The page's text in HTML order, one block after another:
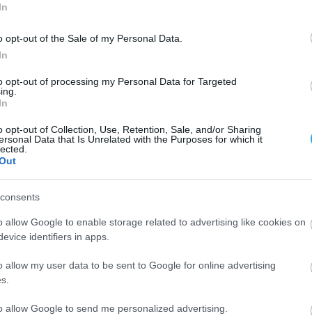
opt-out of the Sale of my Personal Data.
opt-out of processing my Personal Data for Targeted
opt-out of Collection, Use, Retention, Sale, and/or Sharing
Data that Is Unrelated with the Purposes for which it
allow Google to enable storage related to advertising like cookies on
identifiers in apps.
allow my user data to be sent to Google for online advertising
allow Google to send me personalized advertising.
News και μάθετε πρώτοι όλες τις